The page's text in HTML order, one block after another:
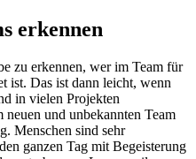
erkennen
zu erkennen, wer im Team für
ist. Das ist dann leicht, wenn
in vielen Projekten
neuen und unbekannten Team
Menschen sind sehr
ganzen Tag mit Begeisterung